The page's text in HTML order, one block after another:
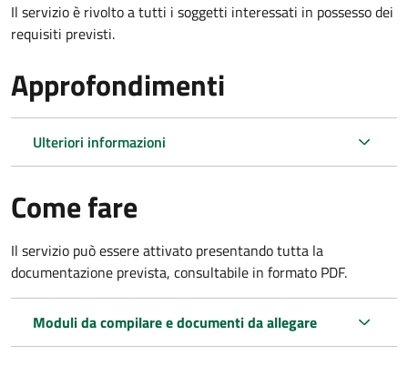
Il servizio è rivolto a tutti i soggetti interessati in possesso dei
requisiti previsti.
Approfondimenti
Ulteriori informazioni
Come fare
Il servizio può essere attivato presentando tutta la
documentazione prevista, consultabile in formato PDF.
Moduli da compilare e documenti da allegare